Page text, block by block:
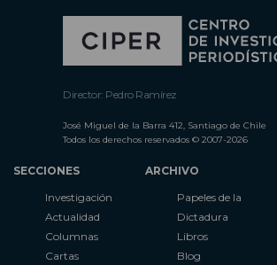
Director: Pedro Ramírez
José Miguel de la Barra 412, Santiago de Chile
Todos los derechos reservados © 2007-2026
SECCIONES
Investigación
Actualidad
Columnas
Cartas
ARCHIVO
Papeles de la
Dictadura
Libros
Blog